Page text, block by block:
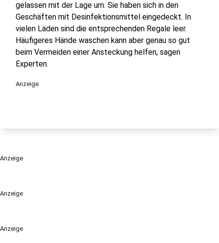
Anzeige
Anzeige
gelassen mit der Lage um. Sie haben sich in den
Geschäften mit Desinfektionsmittel eingedeckt. In
vielen Läden sind die entsprechenden Regale leer.
Häufigeres Hände waschen kann aber genau so gut
beim Vermeiden einer Ansteckung helfen, sagen
Experten.
Anzeige
Anzeige